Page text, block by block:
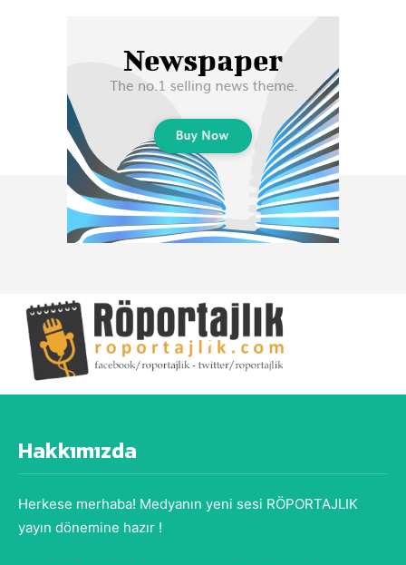
Hakkımızda
Herkese merhaba! Medyanın yeni sesi RÖPORTAJLIK
yayın dönemine hazır !